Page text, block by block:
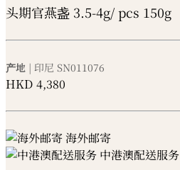
头期官燕盏 3.5-4g/ pcs 150g
产地 | 印尼 SN011076
HKD 4,380
海外邮寄
中港澳配送服务